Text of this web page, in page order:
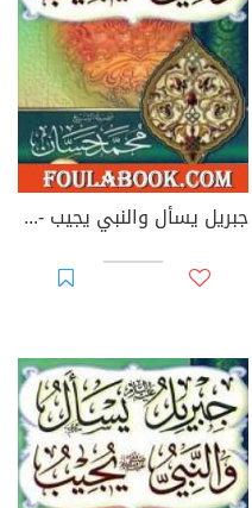
جبريل يسأل والنبي يجيب - المجلد الثاني